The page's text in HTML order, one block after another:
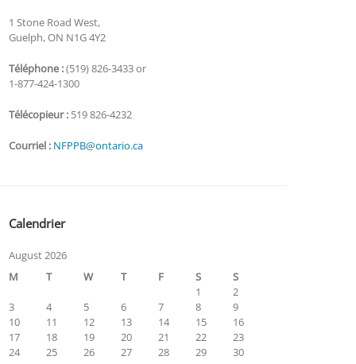
1 Stone Road West,
Guelph, ON N1G 4Y2
Téléphone :(519) 826-3433 or
1-877-424-1300
Télécopieur :519 826-4232
Courriel : NFPPB@ontario.ca
Calendrier
August 2026
M
T W T F S
S
1
2
3
4 5 6 7 8
9
10
11 12 13 14 15
16
17
18 19 20 21 22
23
24
25 26 27 28 29
30